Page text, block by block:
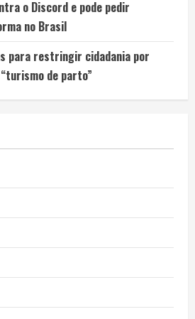
o Discord e pode pedir
no Brasil
para restringir cidadania por
de parto”